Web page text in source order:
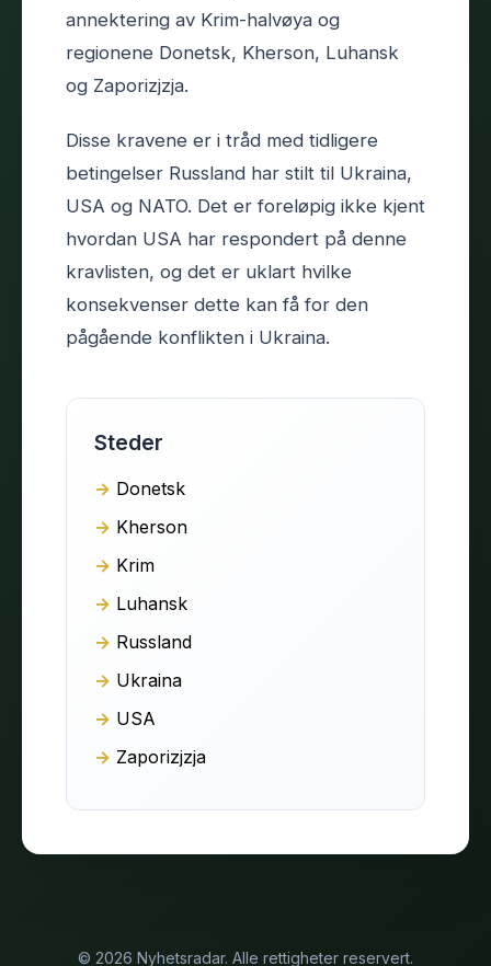
annektering av Krim-halvøya og
regionene Donetsk, Kherson, Luhansk
og Zaporizjzja.
Disse kravene er i tråd med tidligere
betingelser Russland har stilt til Ukraina,
USA og NATO. Det er foreløpig ikke kjent
hvordan USA har respondert på denne
kravlisten, og det er uklart hvilke
konsekvenser dette kan få for den
pågående konflikten i Ukraina.
Steder
Donetsk
Kherson
Krim
Luhansk
Russland
Ukraina
USA
Zaporizjzja
© 2026 Nyhetsradar. Alle rettigheter reservert.